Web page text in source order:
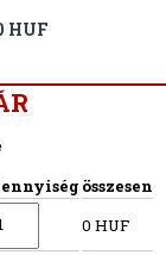
HUF
összesen
0 HUF